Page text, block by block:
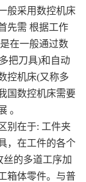
般采用数控机床
先需 根据工作
在一般通过数
把刀具)和自动
控机床(又称多
国数控机床需要
。
别在于: 工件夹
，在工件的各个
的多道工序加
箱体零件。与普